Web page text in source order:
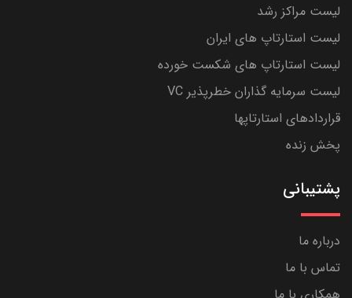
لیست مراکز رشد
لیست استارتاپ های ایران
لیست استارتاپ های شکست خورده
لیست سرمایه گذاران خطرپذیر VC
قراردادهای استارتاپها
پخش زنده
پشتیبانی
درباره ما
تماس با ما